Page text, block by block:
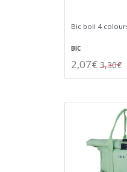
Bic boli 4
BIC
2,07€ 3,30€